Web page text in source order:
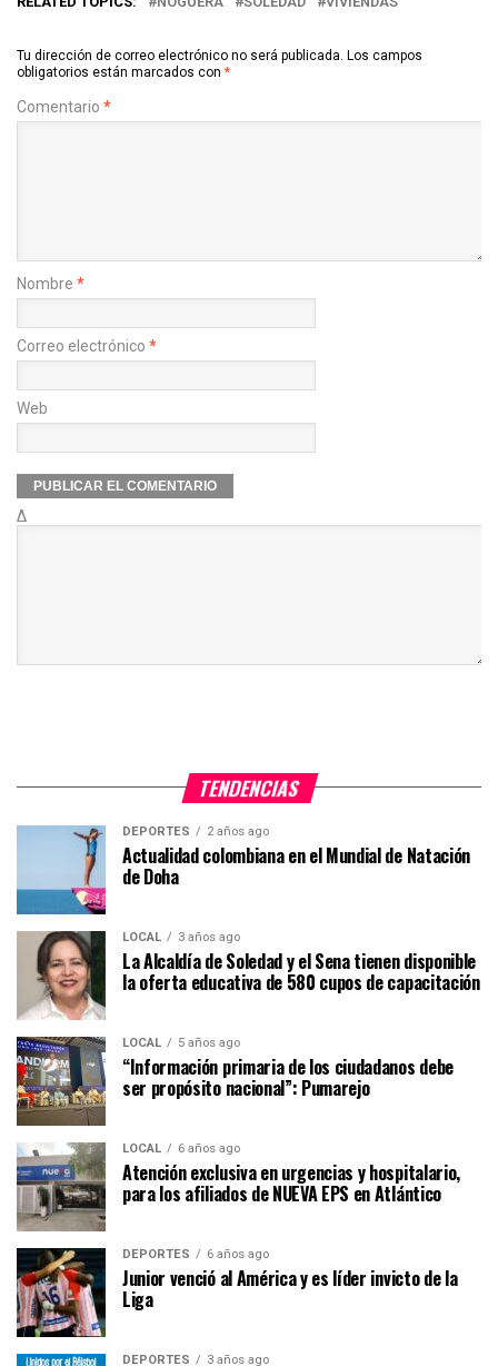
Tu dirección de correo electrónico no será publicada. Los campos
obligatorios están marcados con *
Comentario *
Nombre *
Correo electrónico *
Web
Δ
TENDENCIAS
DEPORTES 2 años ago
Actualidad colombiana en el Mundial de Natación
de Doha
LOCAL 3 años ago
La Alcaldía de Soledad y el Sena tienen disponible
la oferta educativa de 580 cupos de capacitación
LOCAL 5 años ago
“Información primaria de los ciudadanos debe
ser propósito nacional”: Pumarejo
LOCAL 6 años ago
Atención exclusiva en urgencias y hospitalario,
para los afiliados de NUEVA EPS en Atlántico
DEPORTES 6 años ago
Junior venció al América y es líder invicto de la
Liga
DEPORTES 3 años ago